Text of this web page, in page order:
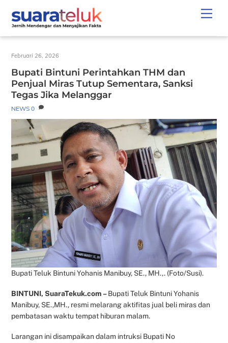
content
Februari 26, 2026
Bupati Bintuni Perintahkan THM dan
Penjual Miras Tutup Sementara, Sanksi
Tegas Jika Melanggar
NEWS 0
Bupati Teluk Bintuni Yohanis Manibuy, SE., MH.,. (Foto/Susi).
BINTUNI, SuaraTekuk.com –Bupati Teluk Bintuni Yohanis
Manibuy, SE.,MH., resmi melarang aktifitas jual beli miras dan
pembatasan waktu tempat hiburan malam.
Larangan ini disampaikan dalam intruksi Bupati No